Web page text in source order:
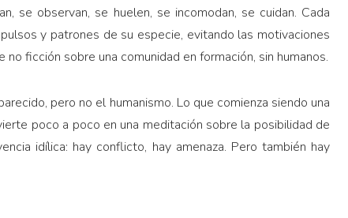
se observan, se huelen, se incomodan, se cuidan. Cada
y patrones de su especie, evitando las motivaciones
ficción sobre una comunidad en formación, sin humanos.
pero no el humanismo. Lo que comienza siendo una
poco a poco en una meditación sobre la posibilidad de
idílica: hay conflicto, hay amenaza. Pero también hay